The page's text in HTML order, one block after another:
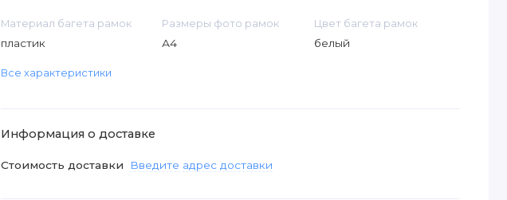
Материал багета рамок
пластик
Размеры фото рамок
А4
Цвет багета рамок
белый
Все характеристики
Информация о доставке
Стоимость доставки Введите адрес доставки